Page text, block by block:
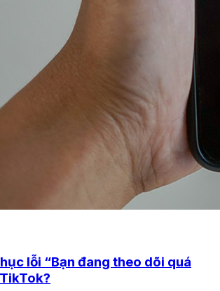
lỗi “Bạn đang theo dõi quá